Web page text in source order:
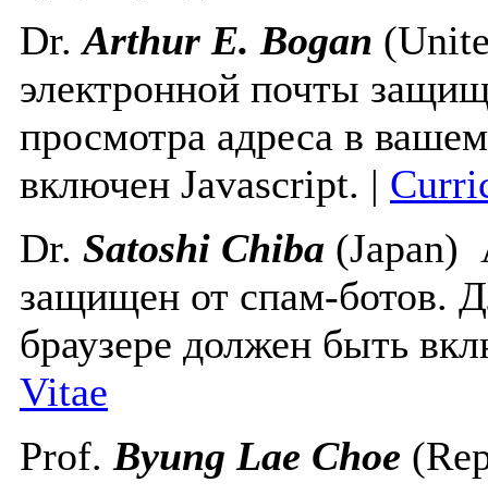
Dr.Arthur E. Bogan
электронной почты
просмотра адреса в
включен Javascript. |
Dr. Satoshi Chiba (Japan)
защищен от спам-ботов.
браузере должен быть
Vitae
Prof. Byung Lae Choe